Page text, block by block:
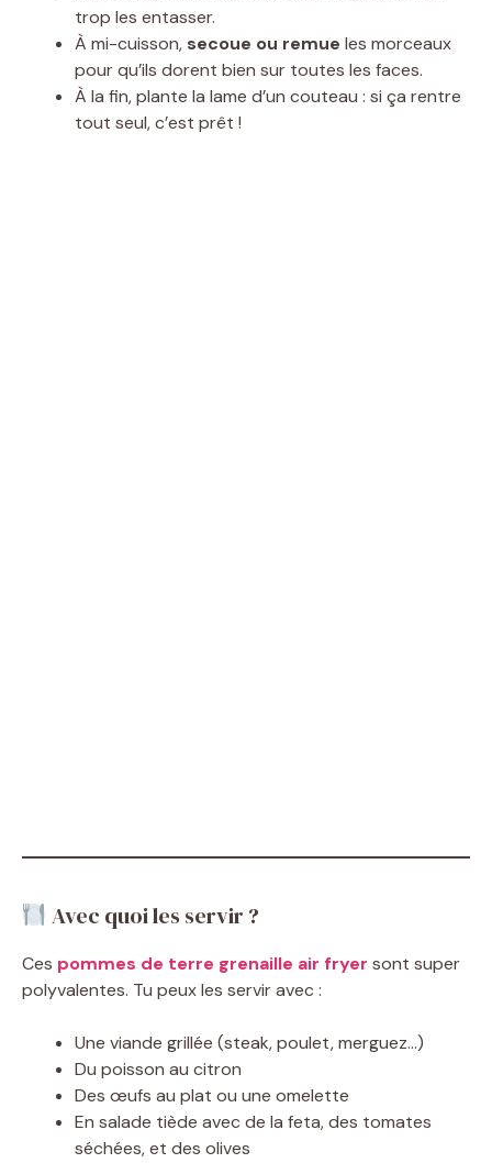
V
trop les entasser.
À mi-cuisson, secoue ou remue les morceaux
pour qu’ils dorent bien sur toutes les faces.
À la fin, plante la lame d’un couteau : si ça rentre
tout seul, c’est prêt !
Avec quoi les servir ?
Ces pommes de terre grenaille air fryer sont super
polyvalentes. Tu peux les servir avec :
Une viande grillée (steak, poulet, merguez…)
Du poisson au citron
Des œufs au plat ou une omelette
En salade tiède avec de la feta, des tomates
séchées, et des olives